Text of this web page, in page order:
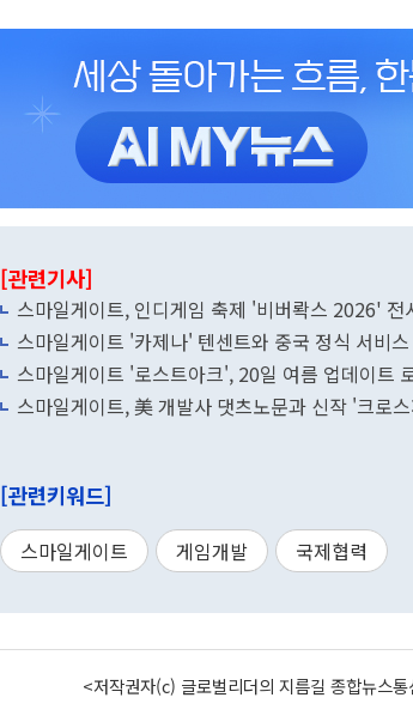
[관련기사]
스마일게이트, 인디게임 축제 '비버롹스 2026' 전
스마일게이트 '카제나' 텐센트와 중국 정식 서비스
스마일게이트 '로스트아크', 20일 여름 업데이트
스마일게이트, 美 개발사 댓츠노문과 신작 '크로
[관련키워드]
스마일게이트 게임개발 국제협력
<저작권자(c) 글로벌리더의 지름길 종합뉴스